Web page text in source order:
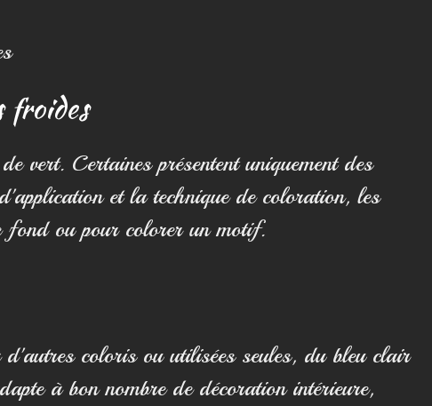
froides
vert. Certaines présentent uniquement des
et la technique de coloration, les
fond ou pour colorer un motif.
coloris ou utilisées seules, du bleu clair
à bon nombre de décoration intérieure,